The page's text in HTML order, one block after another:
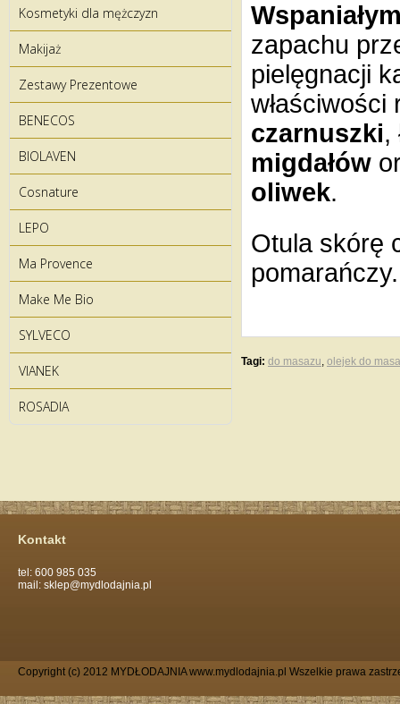
Kosmetyki dla mężczyzn
Makijaż
Zestawy Prezentowe
BENECOS
BIOLAVEN
Cosnature
LEPO
Ma Provence
Make Me Bio
SYLVECO
VIANEK
ROSADIA
zapachu
pielęgnacji
czarnuszki,
migdałów
oliwek.
Otula skórę
pomarańczy.
Tagi: do masazu, olejek do
Kontakt
tel: 600 985 035
mail: sklep@mydlodajnia.pl
Copyright (c) 2012 MYDŁODAJNIA www.mydlodajnia.pl Wszelkie prawa